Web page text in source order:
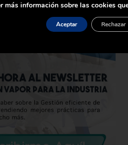
más información sobre las cookies
Aceptar Rechazar